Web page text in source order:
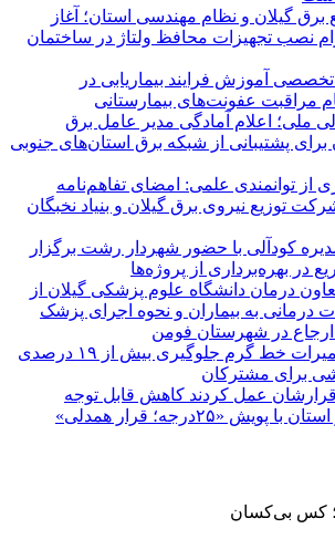
برق گیلان و نظام مهندسی استان؛ آغاز
نصب تجهیزات محافظ ولتاژ در ساختمان
تخصصی آموزش فرایند بیماریابی در
مراقبت عفونت‌های بیمارستانی
ملی؛ اعلام آمادگی مدیر عامل برق
برای پشتیبانی از شبكه برق استان‌های جنوبی
از توانمندی علمی: امضای تفاهم‌نامه
توزیع نیروی برق گیلان و بنیاد نخبگان
کودآلی با حضور شهردار رشت برگزار
در بهره‌برداری از پروژه‌ها
درمان دانشگاه علوم پزشکی گیلان از
درمانی به بیماران و نحوه اجرای پزشک
ارجاع در شهرستان فومن
با استفاده از تعمیرات خط گرم جلوگیری بیش از ۱۹ درصدی
برای مشتركان
قرارشان عمل کردند كاهش قابل توجه
«۲۵درجه؛ قرار همدلی»